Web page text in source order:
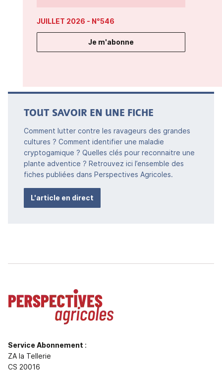
JUILLET 2026 - N°546
Je m'abonne
TOUT SAVOIR EN UNE FICHE
Comment lutter contre les ravageurs des grandes
cultures ? Comment identifier une maladie
cryptogamique ? Quelles clés pour reconnaitre une
plante adventice ? Retrouvez ici l’ensemble des
fiches publiées dans Perspectives Agricoles.
L'article en direct
Service Abonnement :
ZA la Tellerie
CS 20016